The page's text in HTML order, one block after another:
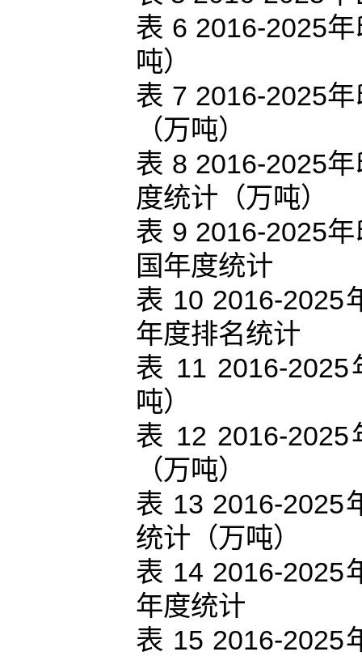
表 6 2016-2025
吨）
表 7 2016-2025
（万吨）
表 8 2016-2025
度统计（万吨）
表 9 2016-2025
国年度统计
表 10 2016-2025
年度排名统计
表 11 2016-
吨）
表 12 2016-
（万吨）
表 13 2016-2025
统计（万吨）
表 14 2016-2025
年度统计
表 15 2016-2025